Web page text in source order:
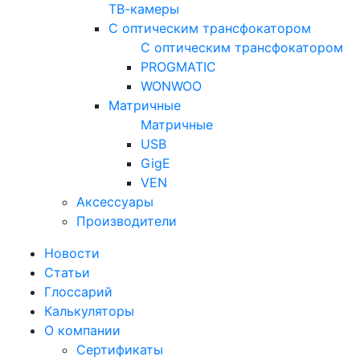
ТВ-камеры
С оптическим трансфокатором
С оптическим трансфокатором
PROGMATIC
WONWOO
Матричные
Матричные
USB
GigE
VEN
Аксессуары
Производители
Новости
Статьи
Глоссарий
Калькуляторы
О компании
Сертификаты